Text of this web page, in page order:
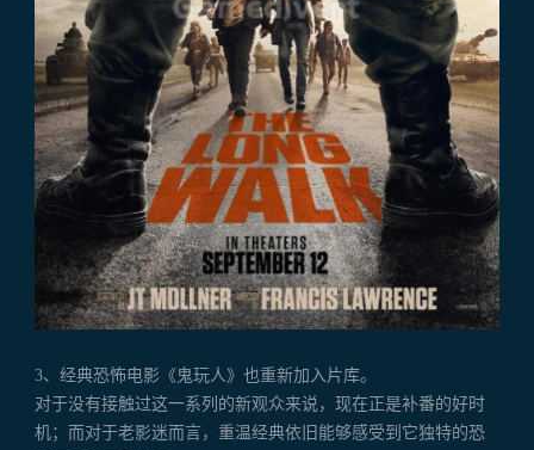
3、经典恐怖电影《鬼玩人》也重新加入片库。
对于没有接触过这一系列的新观众来说，现在正是补番的好时
机；而对于老影迷而言，重温经典依旧能够感受到它独特的恐